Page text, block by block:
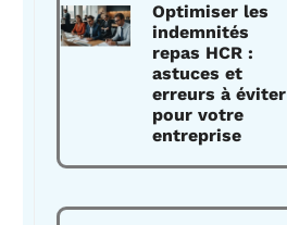
Optimiser les
indemnités
repas HCR :
astuces et
erreurs à éviter
pour votre
entreprise